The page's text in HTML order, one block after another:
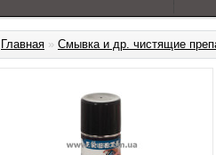
Главная » Смывка и др. чистящие